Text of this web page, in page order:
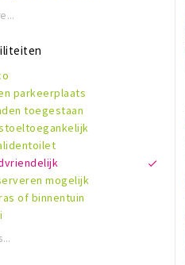
parkeerplaats
toegestaan
mogelijk
of binnentuin